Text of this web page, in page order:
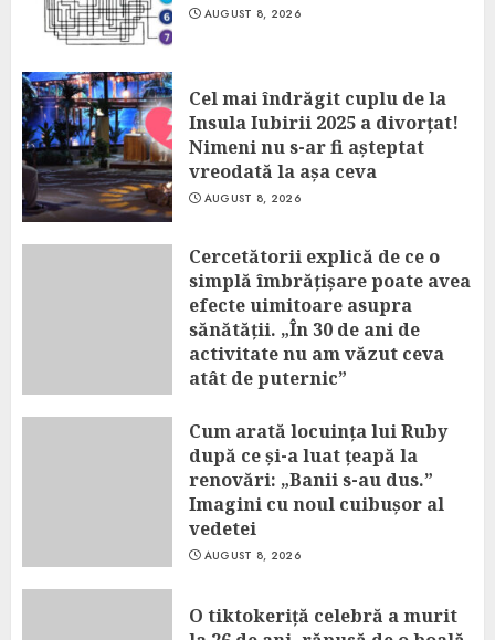
AUGUST 8, 2026
Cel mai îndrăgit cuplu de la
Insula Iubirii 2025 a divorțat!
Nimeni nu s-ar fi așteptat
vreodată la așa ceva
AUGUST 8, 2026
Cercetătorii explică de ce o
simplă îmbrățișare poate avea
efecte uimitoare asupra
sănătății. „În 30 de ani de
activitate nu am văzut ceva
atât de puternic”
Cum arată locuința lui Ruby
după ce și-a luat țeapă la
renovări: „Banii s-au dus.”
Imagini cu noul cuibușor al
vedetei
AUGUST 8, 2026
O tiktokeriță celebră a murit